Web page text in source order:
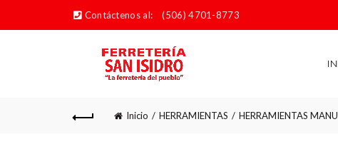
Contáctenos al: (506) 4701-8773
Inicio HERRAMIENTAS HERRAMIENTAS